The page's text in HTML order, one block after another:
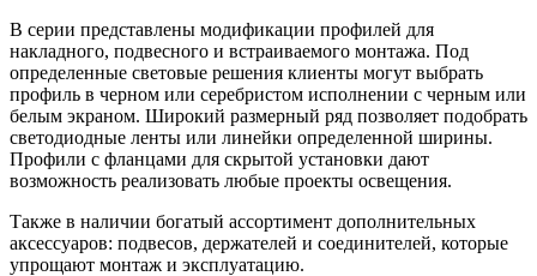
В серии представлены модификации профилей для
накладного, подвесного и встраиваемого монтажа. Под
определенные световые решения клиенты могут выбрать
профиль в черном или серебристом исполнении с черным или
белым экраном. Широкий размерный ряд позволяет подобрать
светодиодные ленты или линейки определенной ширины.
Профили с фланцами для скрытой установки дают
возможность реализовать любые проекты освещения.
Также в наличии богатый ассортимент дополнительных
аксессуаров: подвесов, держателей и соединителей, которые
упрощают монтаж и эксплуатацию.